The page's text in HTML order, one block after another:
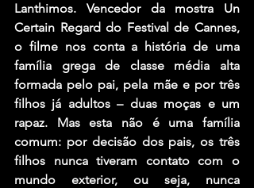
Lanthimos. Vencedor da mostra Un
Certain Regard do Festival de Cannes,
o filme nos conta a história de uma
família grega de classe média alta
formada pelo pai, pela mãe e por três
filhos já adultos – duas moças e um
rapaz. Mas esta não é uma família
comum: por decisão dos pais, os três
filhos nunca tiveram contato com o
mundo exterior, ou seja, nunca